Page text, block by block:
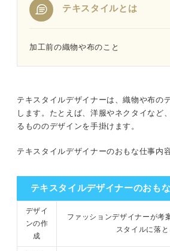
テキスタイルとは
加工前の織物や布のこと
テキスタイルデザイナーは、織物や布の
します。たとえば、洋服やネクタイなど
るもののデザインを手掛けます。
テキスタイルデザイナーのおもな仕事内
デザイ
ンの作
成
ファッションデザイナーが考
スタイルに落
テキスタイルデザイナーのおも